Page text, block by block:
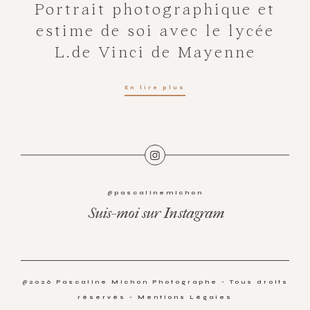
Portrait photographique et
estime de soi avec le lycée
L.de Vinci de Mayenne
En lire plus
@pascalinemichon
Suis-moi sur Instagram
@2026 Pascaline Michon Photographe - Tous droits
réservés - Mentions Légales